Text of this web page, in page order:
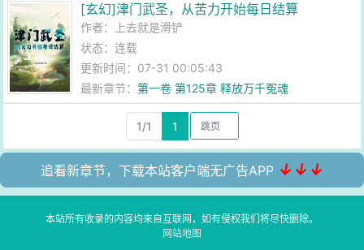
[玄幻]津门武圣，从苦力开始每日结算
作者：
上去就是滑铲
状态：连载
更新时间：07-31 00:05:43
最新章节：第一卷 第125章 释放万千冤魂
1/1 1
追看新章节，下载本站客户端无广告APP ↓↓↓
本站所有收录的内容均来自互联网，如有侵权我们将尽快删除。
网站地图